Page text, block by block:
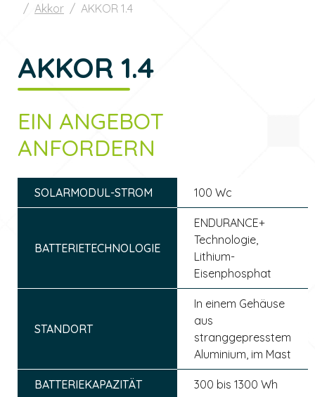
Akkor
AKKOR 1.4
AKKOR 1.4
EIN ANGEBOT
ANFORDERN
SOLARMODUL-STROM 100 Wc
BATTERIETECHNOLOGIE
ENDURANCE+
Technologie,
Lithium-
Eisenphosphat
STANDORT
In einem Gehäuse
aus
stranggepresstem
Aluminium, im Mast
BATTERIEKAPAZITÄT 300 bis 1300 Wh